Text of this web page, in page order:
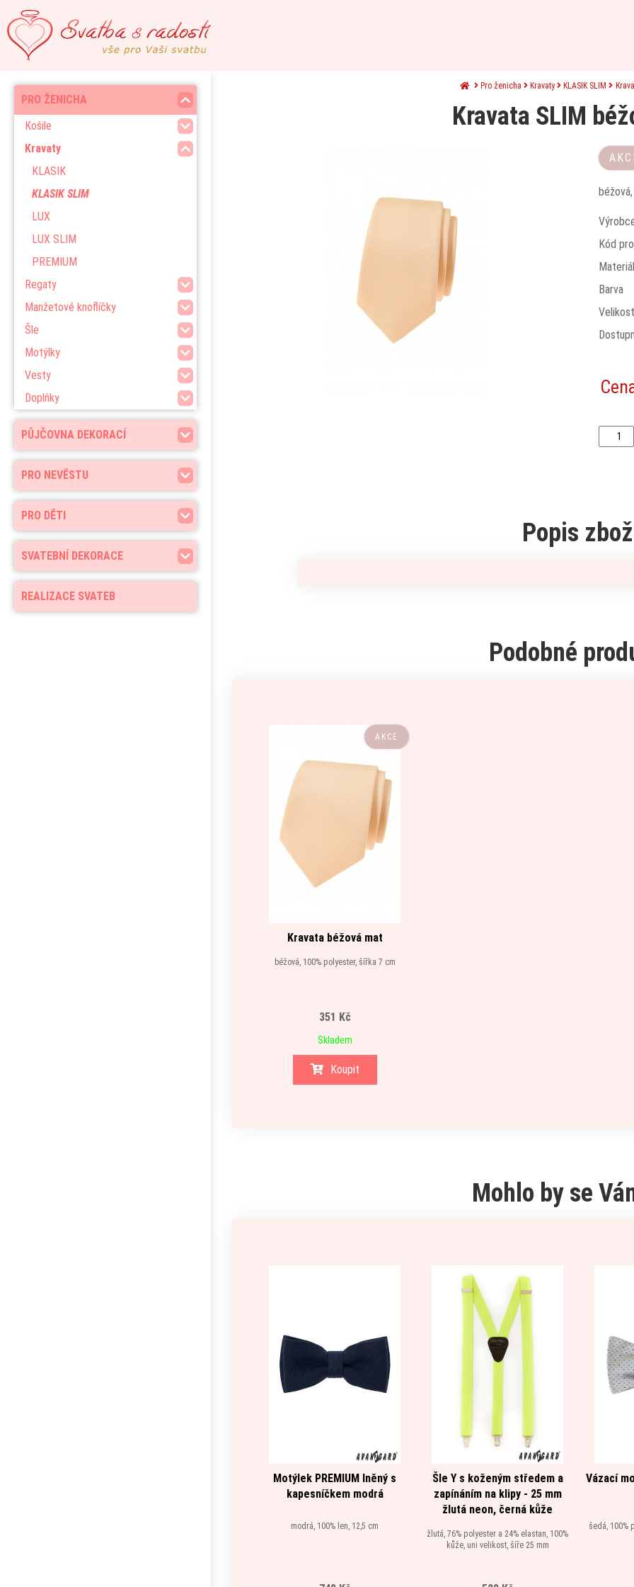
PŮJČOVNA DEKORACÍ
PRO NEVĚSTU
PRO ŽENICHA
Košile
Kravaty
KLASIK
KLASIK SLIM
LUX
LUX SLIM
PREMIUM
Regaty
Manžetové knoflíčky
Šle
Motýlky
Vesty
Doplňky
PRO DĚTI
SVATEBNÍ DEKORACE
REALIZACE SVATEB
Pro ženicha Kravaty KLASIK SLIM
Kravata SLIM
Kód
Materiál
Barva
Velikost
Popis
Podobné
AKCE
Kravata béžová mat
béžová, 100% polyester, šířka 7 cm
351 Kč
Skladem
Koupit
Mohlo by se
Motýlek PREMIUM lněný s
kapesníčkem modrá
modrá, 100% len, 12,5 cm
Šle Y s koženým středem a
zapínáním na klipy - 25 mm
žlutá neon, černá kůže
žlutá, 76% polyester a 24% elastan, 100%
kůže, uni velikost, šíře 25 mm
Vázací
šedá, 100%